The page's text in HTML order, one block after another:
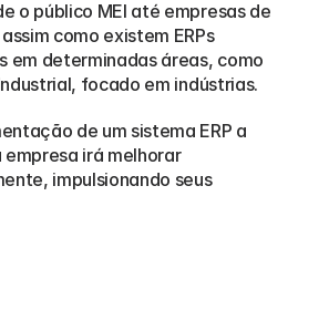
o público MEI até empresas de
como existem ERPs
em determinadas áreas, como
focado em indústrias.
de um sistema ERP a
irá melhorar
impulsionando seus